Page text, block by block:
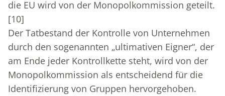
die EU wird von der Monopolkommission geteilt.
[10]
Der Tatbestand der Kontrolle von Unternehmen
durch den sogenannten „ultimativen Eigner“, der
am Ende jeder Kontrollkette steht, wird von der
Monopolkommission als entscheidend für die
Identifizierung von Gruppen hervorgehoben.